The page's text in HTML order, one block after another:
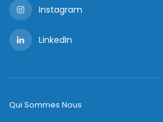
Instagram
LinkedIn
Qui Sommes Nous